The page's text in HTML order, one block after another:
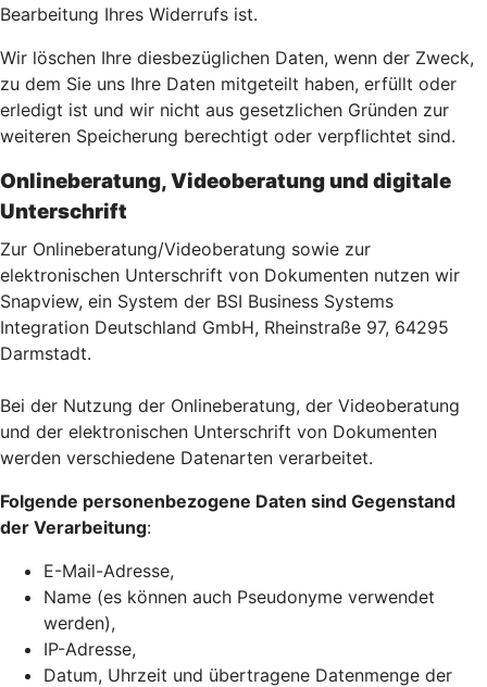
Bearbeitung Ihres Widerrufs ist.
Wir löschen Ihre diesbezüglichen Daten, wenn der Zweck,
zu dem Sie uns Ihre Daten mitgeteilt haben, erfüllt oder
erledigt ist und wir nicht aus gesetzlichen Gründen zur
weiteren Speicherung berechtigt oder verpflichtet sind.
Onlineberatung, Videoberatung und digitale
Unterschrift
Zur Onlineberatung/Videoberatung sowie zur
elektronischen Unterschrift von Dokumenten nutzen wir
Snapview, ein System der BSI Business Systems
Integration Deutschland GmbH, Rheinstraße 97, 64295
Darmstadt.
Bei der Nutzung der Onlineberatung, der Videoberatung
und der elektronischen Unterschrift von Dokumenten
werden verschiedene Datenarten verarbeitet.
Folgende personenbezogene Daten sind Gegenstand
der Verarbeitung:
E-Mail-Adresse,
Name (es können auch Pseudonyme verwendet
werden),
IP-Adresse,
Datum, Uhrzeit und übertragene Datenmenge der